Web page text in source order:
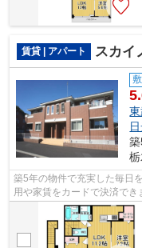
賃貸 | アパート スカイ
築5年の物件で充実した毎日
用や家賃をカードで決済で
報でお困りなら、ぜひとも当